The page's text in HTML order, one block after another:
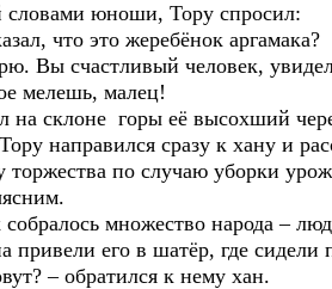
юноши, Тору спросил:
что это жеребёнок аргамака?
Вы счастливый человек,
мелешь, малец!
на склоне горы её высохший
направился сразу к хану и
торжества по случаю уборки
множество народа –
привели его в шатёр, где сидели
– обратился к нему хан.